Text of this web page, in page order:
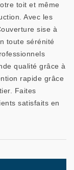
toit et même
Avec les
sise à
toute sérénité
qualité grâce à
rapide grâce
Faites
satisfaits en